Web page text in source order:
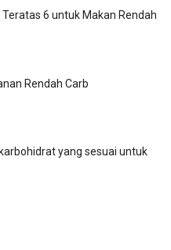
6 untuk Makan Rendah
Rendah Carb
yang sesuai untuk